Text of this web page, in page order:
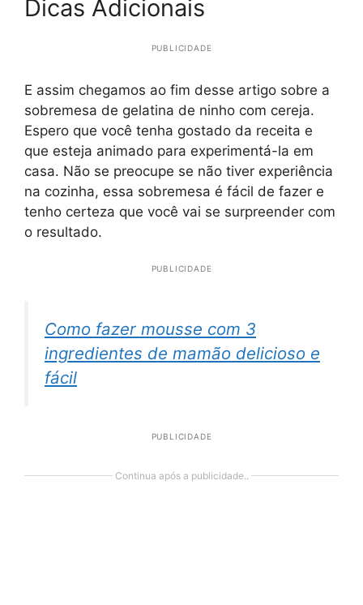
Dicas Adicionais
PUBLICIDADE
E assim chegamos ao fim desse artigo sobre a
sobremesa de gelatina de ninho com cereja.
Espero que você tenha gostado da receita e
que esteja animado para experimentá-la em
casa. Não se preocupe se não tiver experiência
na cozinha, essa sobremesa é fácil de fazer e
tenho certeza que você vai se surpreender com
o resultado.
PUBLICIDADE
Como fazer mousse com 3
ingredientes de mamão delicioso e
fácil
PUBLICIDADE
Continua após a publicidade..